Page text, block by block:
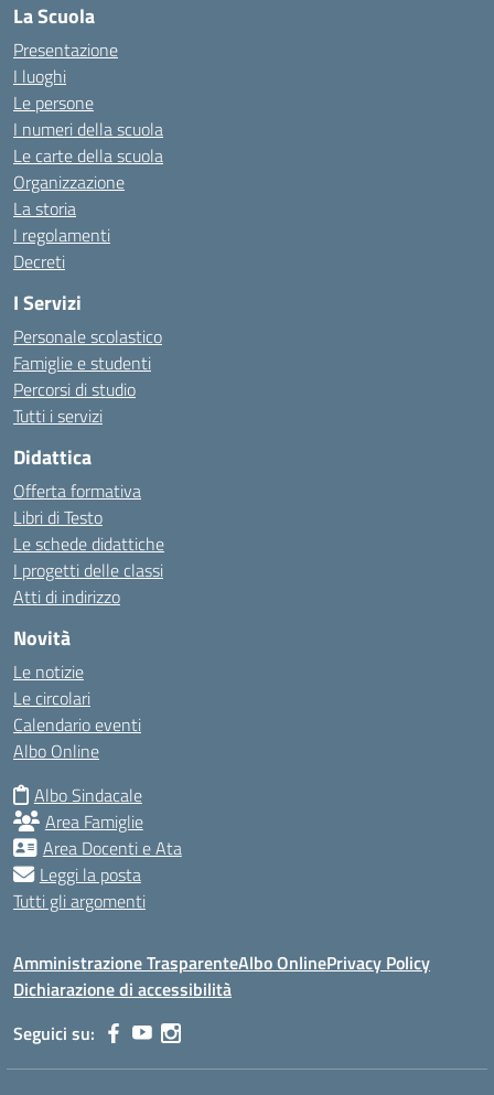
La Scuola
Presentazione
I luoghi
Le persone
I numeri della scuola
Le carte della scuola
Organizzazione
La storia
I regolamenti
Decreti
I Servizi
Personale scolastico
Famiglie e studenti
Percorsi di studio
Tutti i servizi
Didattica
Offerta formativa
Libri di Testo
Le schede didattiche
I progetti delle classi
Atti di indirizzo
Novità
Le notizie
Le circolari
Calendario eventi
Albo Online
Albo Sindacale
Area Famiglie
Area Docenti e Ata
Leggi la posta
Tutti gli argomenti
Amministrazione TrasparenteAlbo OnlinePrivacy Policy
Dichiarazione di accessibilità
Seguici su: